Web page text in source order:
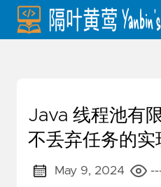
Java 线程池有
不丢弃任务的实
May 9, 2024